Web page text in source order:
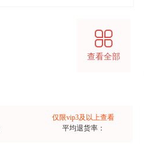
查看全部
仅限vip3及以上查看
平均退货率：